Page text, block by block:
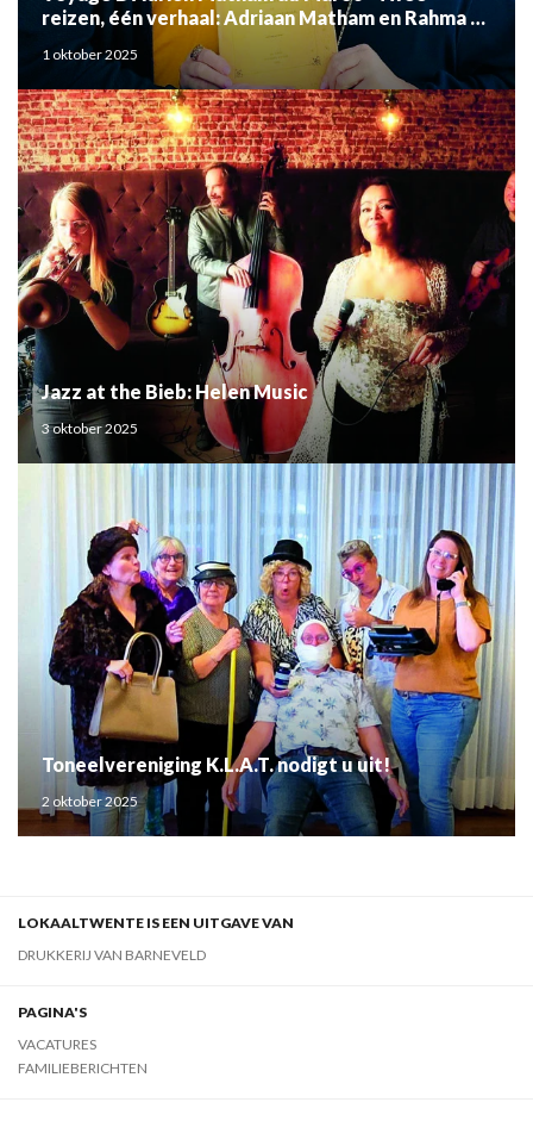
reizen, één verhaal: Adriaan Matham en Rahma el
Mouden
1 oktober 2025
Jazz at the Bieb: Helen Music
3 oktober 2025
Toneelvereniging K.L.A.T. nodigt u uit!
2 oktober 2025
LOKAALTWENTE IS EEN UITGAVE VAN
DRUKKERIJ VAN BARNEVELD
PAGINA'S
VACATURES
FAMILIEBERICHTEN